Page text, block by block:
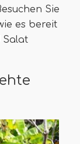
Sie
es bereit
Salat